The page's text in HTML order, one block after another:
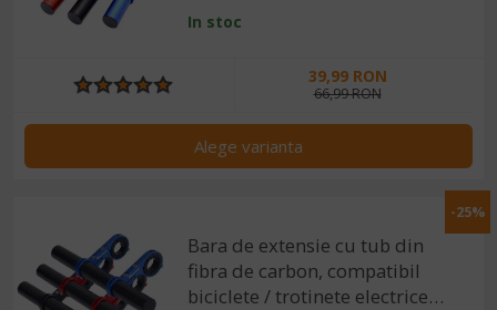
In stoc
39,99 RON
66,99 RON
Alege varianta
-25%
Bara de extensie cu tub din
fibra de carbon, compatibil
biciclete / trotinete electrice